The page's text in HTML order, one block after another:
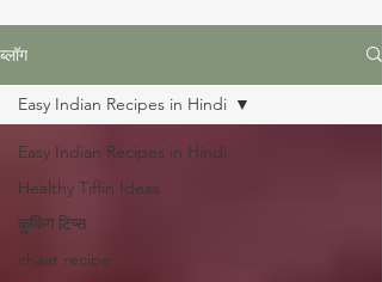
ब्लॉग
Easy Indian Recipes in Hindi
Healthy Tiffin Ideas
कुकिंग टिप्स
chaat recipe
Easy Indian Recipes in Hindi